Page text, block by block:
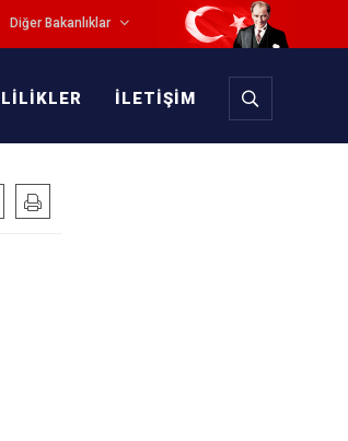
Diğer Bakanlıklar
İLETİŞİM